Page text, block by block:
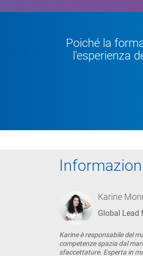
Poiché la
l'esperienza
Karine
Global Lead
Karine è responsabile del
competenze spazia dal
sfaccettature. Esperta in